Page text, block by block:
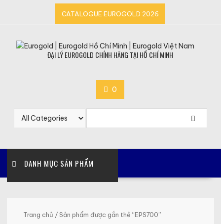
CATALOGUE EUROGOLD 2026
ĐẠI LÝ EUROGOLD CHÍNH HÃNG TẠI HỒ CHÍ MINH
0
DANH MỤC SẢN PHẨM
Trang chủ / Sản phẩm được gắn thẻ “EPS700”